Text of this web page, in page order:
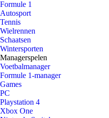
Formule 1
Autosport
Tennis
Wielrennen
Schaatsen
Wintersporten
Managerspelen
Voetbalmanager
Formule 1-manager
Games
PC
Playstation 4
Xbox One